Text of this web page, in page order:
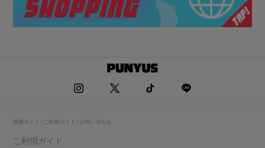
関連サイト / ご利用ガイド / お問い合わせ
ご利用ガイド